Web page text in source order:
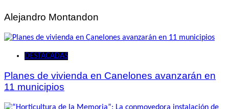
Alejandro Montandon
DESTACADAS
Planes de vivienda en Canelones avanzarán en
11 municipios